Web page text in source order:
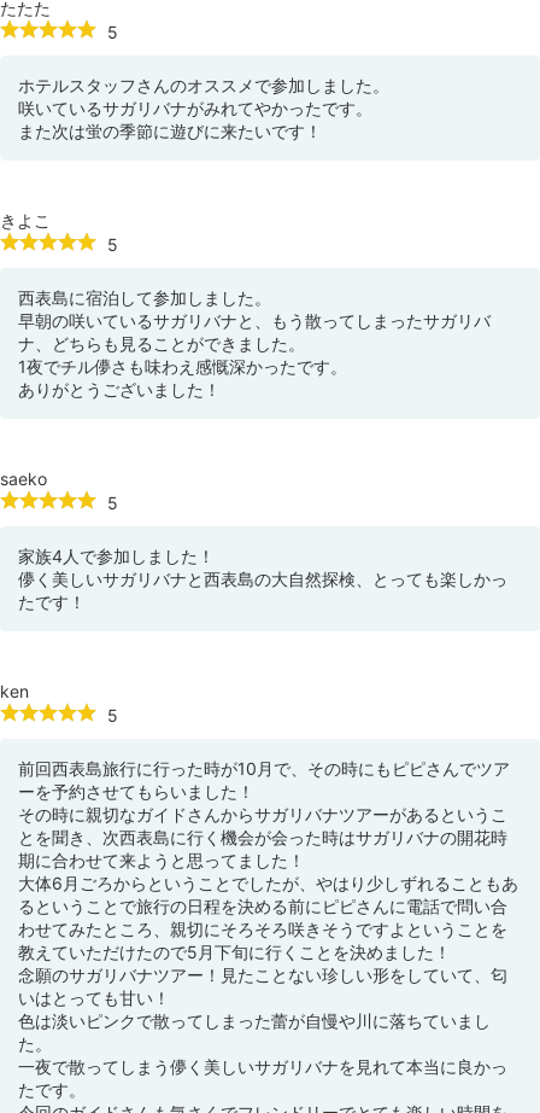
たたた
5
ホテルスタッフさんのオススメで参加しました。
咲いているサガリバナがみれてやかったです。
また次は蛍の季節に遊びに来たいです！
きよこ
5
西表島に宿泊して参加しました。
早朝の咲いているサガリバナと、もう散ってしまったサガリバ
ナ、どちらも見ることができました。
1夜でチル儚さも味わえ感慨深かったです。
ありがとうございました！
saeko
5
家族4人で参加しました！
儚く美しいサガリバナと西表島の大自然探検、とっても楽しかっ
たです！
ken
5
前回西表島旅行に行った時が10月で、その時にもピピさんでツア
ーを予約させてもらいました！
その時に親切なガイドさんからサガリバナツアーがあるというこ
とを聞き、次西表島に行く機会が会った時はサガリバナの開花時
期に合わせて来ようと思ってました！
大体6月ごろからということでしたが、やはり少しずれることもあ
るということで旅行の日程を決める前にピピさんに電話で問い合
わせてみたところ、親切にそろそろ咲きそうですよということを
教えていただけたので5月下旬に行くことを決めました！
念願のサガリバナツアー！見たことない珍しい形をしていて、匂
いはとっても甘い！
色は淡いピンクで散ってしまった蕾が自慢や川に落ちていまし
た。
一夜で散ってしまう儚く美しいサガリバナを見れて本当に良かっ
たです。